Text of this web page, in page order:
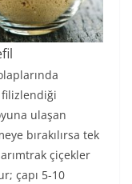
filizlendiği
ulaşan
bırakılırsa tek
çiçekler
çapı 5-10